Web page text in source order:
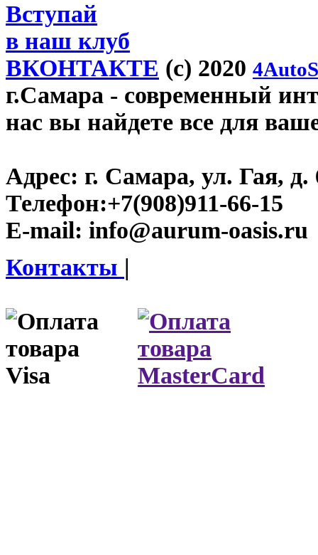
Вступай
в наш клуб
ВКОНТАКТЕ (c) 2020
г.Самара - современный
нас вы найдете все для
Адрес: г. Самара, ул. Гая, д.
Телефон:+7(908)911-66-15
E-mail: info@aurum-oasis.ru
Контакты |